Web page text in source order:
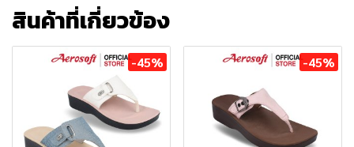
สินค้าที่เกี่ยวข้อง
-45% -45%